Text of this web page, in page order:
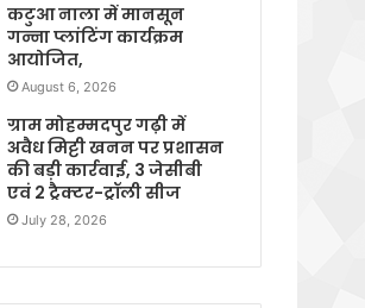
कटुआ नाला में मानसून
गन्ना प्लांटिंग कार्यक्रम
आयोजित,
August 6, 2026
ग्राम मोहम्मदपुर गढ़ी में
अवैध मिट्टी खनन पर प्रशासन
की बड़ी कार्रवाई, 3 जेसीबी
एवं 2 ट्रैक्टर-ट्रॉली सीज
July 28, 2026